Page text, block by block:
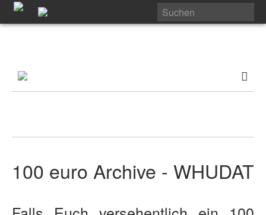
100 euro Archive - WHUDAT